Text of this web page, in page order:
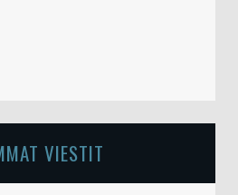
VIESTIT